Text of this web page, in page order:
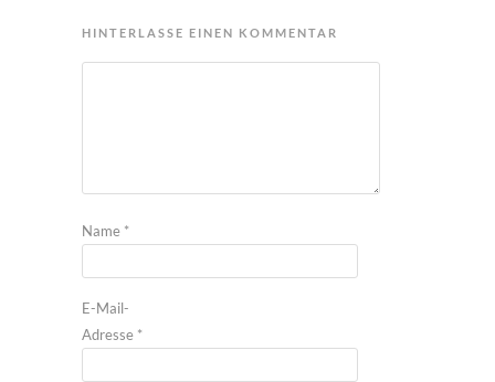
HINTERLASSE EINEN KOMMENTAR
Name *
E-Mail-
Adresse *